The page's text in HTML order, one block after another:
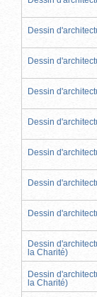
Dessin
Dessin
Dessin
Dessin
Dessin
Dessin
Dessin
Dessin
la Charité)
Dessin
la Charité)